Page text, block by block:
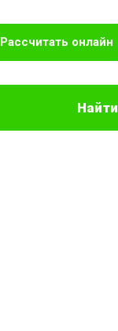
Рассчитать онлайн
Найти